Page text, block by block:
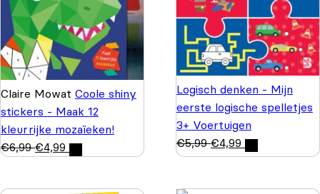
Claire Mowat Coole shiny
stickers - Maak 12
kleurrijke mozaïeken!
€6,99 €4,99
Logisch denken - Mijn
eerste logische spelletjes
3+ Voertuigen
€5,99 €4,99